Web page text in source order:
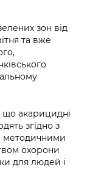
зон від
та вже
що акарицидні
згідно з
методичними
охорони
для людей і